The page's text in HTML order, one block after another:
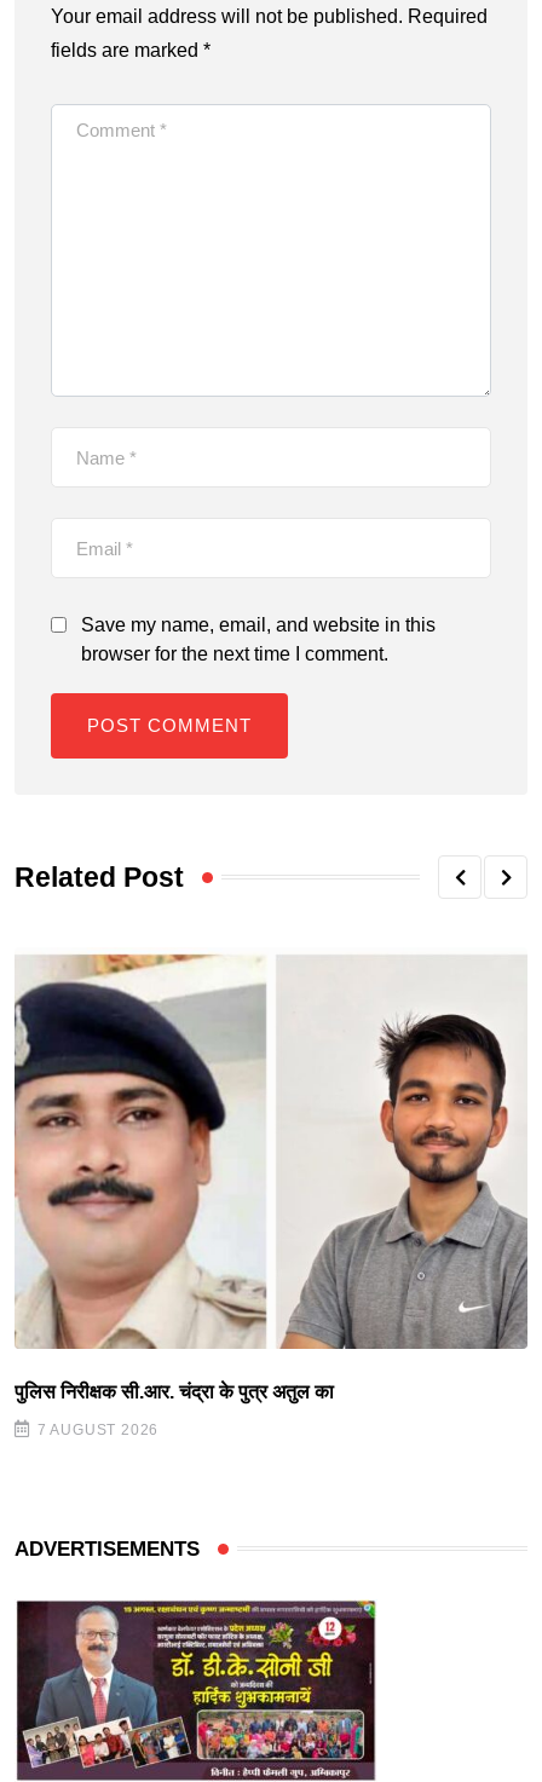
Your email address will not be published. Required
fields are marked *
Save my name, email, and website in this
browser for the next time I comment.
Related Post
पुलिस निरीक्षक सी.आर. चंद्रा के पुत्र अतुल का
7 AUGUST 2026
ADVERTISEMENTS